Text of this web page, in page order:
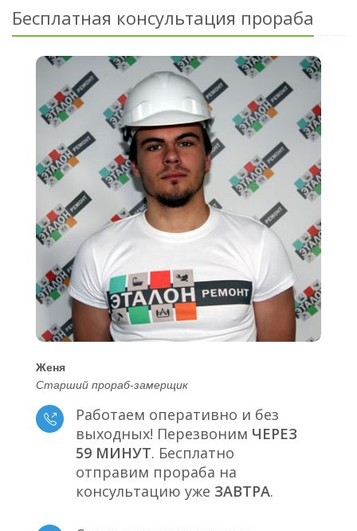
Бесплатная консультация прораба
Женя
Старший прораб-замерщик
Работаем оперативно и без
выходных! Перезвоним ЧЕРЕЗ
59 МИНУТ. Бесплатно
отправим прораба на
консультацию уже ЗАВТРА.